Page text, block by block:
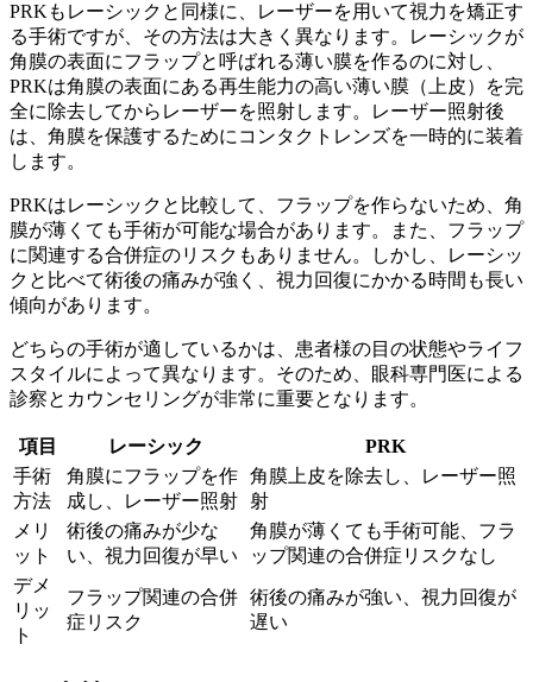
PRKもレーシックと同様に、レーザーを用いて視力を矯正す
る手術ですが、その方法は大きく異なります。
レーシックが
角膜の表面にフラップと呼ばれる薄い膜を作るのに対し、
PRKは角膜の表面にある再生能力の高い薄い膜（上皮）を完
全に除去してからレーザーを照射します。
レーザー照射後
は、角膜を保護するためにコンタクトレンズを一時的に装着
します。
PRKはレーシックと比較して、フラップを作らないため、角
膜が薄くても手術が可能な場合があります。また、フラップ
に関連する合併症のリスクもありません。しかし、
レーシッ
クと比べて術後の痛みが強く、視力回復にかかる時間も長い
傾向があります。
どちらの手術が適しているかは、患者様の目の状態やライフ
スタイルによって異なります。そのため、眼科専門医による
診察とカウンセリングが非常に重要となります。
項目 レーシック
PRK
手術
方法
角膜にフラップを作
成し、レーザー照射
角膜上皮を除去し、レーザー照
射
メリ
ット
術後の痛みが少な
い、視力回復が早い
角膜が薄くても手術可能、フラ
ップ関連の合併症リスクなし
デメ
リッ
ト
フラップ関連の合併
症リスク
術後の痛みが強い、視力回復が
遅い